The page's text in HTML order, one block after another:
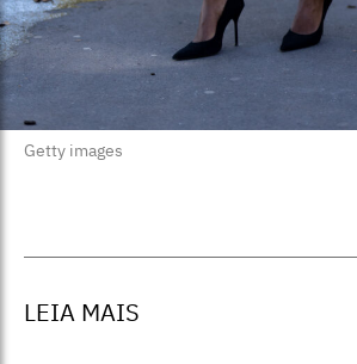
Getty images
LEIA MAIS